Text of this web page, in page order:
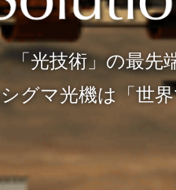
「光技術」の最先
シグマ光機は「世
シグマ光機は